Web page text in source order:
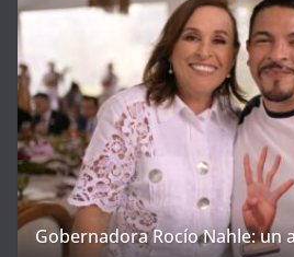
Gobernadora Rocío Nahle: un